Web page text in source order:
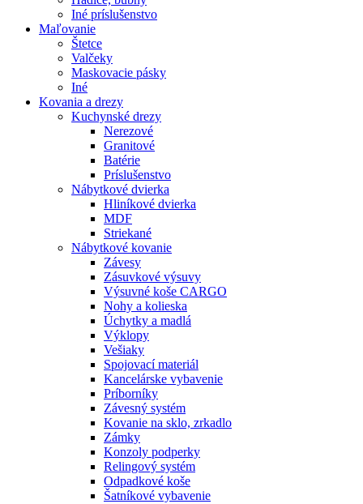
Iné príslušenstvo
Maľovanie
Štetce
Valčeky
Maskovacie pásky
Iné
Kovania a drezy
Kuchynské drezy
Nerezové
Granitové
Batérie
Príslušenstvo
Nábytkové dvierka
Hliníkové dvierka
MDF
Striekané
Nábytkové kovanie
Závesy
Zásuvkové výsuvy
Výsuvné koše CARGO
Nohy a kolieska
Úchytky a madlá
Výklopy
Vešiaky
Spojovací materiál
Kancelárske vybavenie
Príborníky
Závesný systém
Kovanie na sklo, zrkadlo
Zámky
Konzoly podperky
Relingový systém
Odpadkové koše
Šatníkové vybavenie